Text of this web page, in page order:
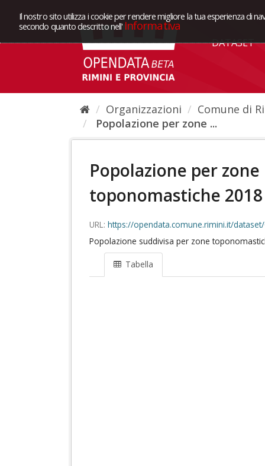
Il nostro sito utilizza i cookie per rendere migliore la tua esperienza di
secondo quanto descritto nell' Informativa
DATASET
Organizzazioni
Comune di
Popolazione per zone ...
Popolazione per zone
toponomastiche 2018
URL: https://opendata.comune.rimini.it/dataset/0700d8fc-fb99-4b00-9a1f-
Popolazione suddivisa per zone
Tabella